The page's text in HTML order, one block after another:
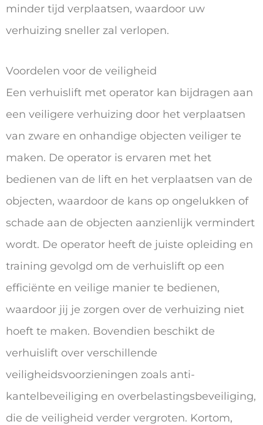
minder tijd verplaatsen, waardoor uw
verhuizing sneller zal verlopen.
Voordelen voor de veiligheid
Een verhuislift met operator kan bijdragen aan
een veiligere verhuizing door het verplaatsen
van zware en onhandige objecten veiliger te
maken. De operator is ervaren met het
bedienen van de lift en het verplaatsen van de
objecten, waardoor de kans op ongelukken of
schade aan de objecten aanzienlijk vermindert
wordt. De operator heeft de juiste opleiding en
training gevolgd om de verhuislift op een
efficiënte en veilige manier te bedienen,
waardoor jij je zorgen over de verhuizing niet
hoeft te maken. Bovendien beschikt de
verhuislift over verschillende
veiligheidsvoorzieningen zoals anti-
kantelbeveiliging en overbelastingsbeveiliging,
die de veiligheid verder vergroten. Kortom,